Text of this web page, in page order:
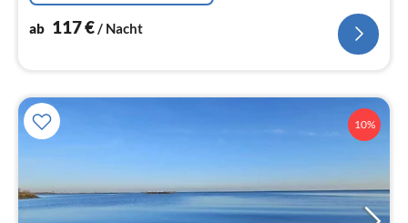
ab 117€/ Nacht
10%